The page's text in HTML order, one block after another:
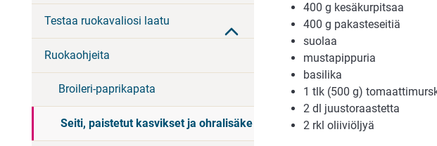
Testaa ruokavaliosi laatu
Ruokaohjeita
Broileri-paprikapata
Seiti, paistetut kasvikset ja ohralisäke
400 g kesäkurpitsaa
400 g pakasteseitiä
suolaa
mustapippuria
basilika
1 tlk (500 g)
2 dl juustoraastetta
2 rkl oliiviöljyä